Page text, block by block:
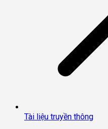
Tài liệu truyền thông